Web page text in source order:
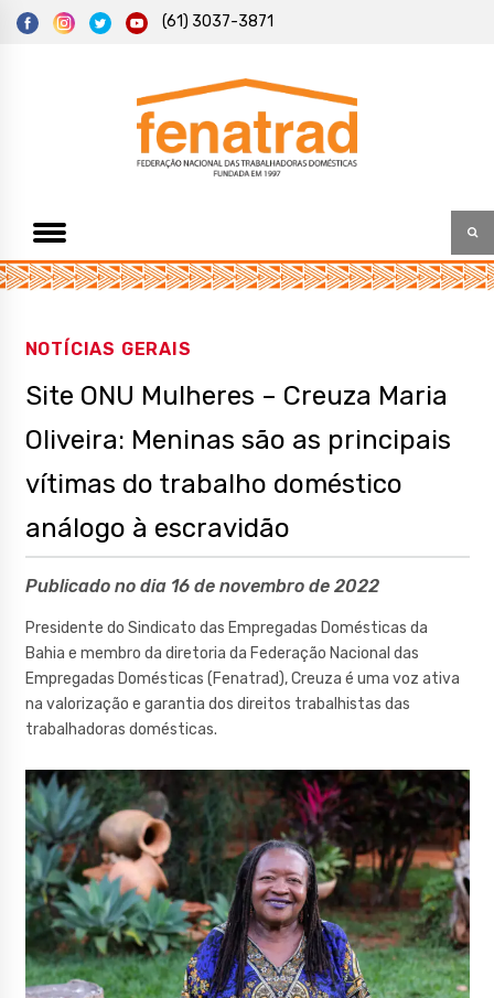
(61) 3037-3871
Fenatrad
Federação Nacional das Trabalhadoras Domésticas
NOTÍCIAS GERAIS
Site ONU Mulheres – Creuza Maria
Oliveira: Meninas são as principais
vítimas do trabalho doméstico
análogo à escravidão
Publicado no dia 16 de novembro de 2022
Presidente do Sindicato das Empregadas Domésticas da
Bahia e membro da diretoria da Federação Nacional das
Empregadas Domésticas (Fenatrad), Creuza é uma voz ativa
na valorização e garantia dos direitos trabalhistas das
trabalhadoras domésticas.